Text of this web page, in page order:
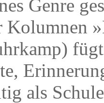
Genre
Kolumnen
als